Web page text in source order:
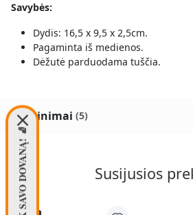
Savybės:
Dydis: 16,5 x 9,5 x 2,5cm.
Pagaminta iš medienos.
Dėžutė parduodama tuščia.
Įvertinimai (5)
Susijusios
PASIIMK SAVO DOVANĄ! 🧦